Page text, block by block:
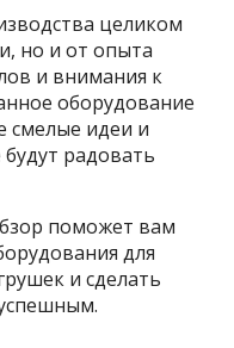
целиком
но и от опыта
и внимания к
оборудование
смелые идеи и
радовать
поможет вам
для
и сделать